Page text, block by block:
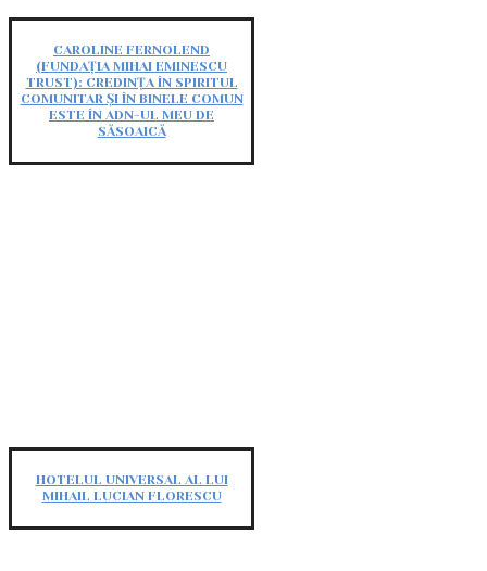
CAROLINE FERNOLEND
(FUNDAȚIA MIHAI EMINESCU
TRUST): CREDINȚA ÎN SPIRITUL
COMUNITAR ȘI ÎN BINELE COMUN
ESTE ÎN ADN-UL MEU DE
SĂSOAICĂ
HOTELUL UNIVERSAL AL LUI
MIHAIL LUCIAN FLORESCU